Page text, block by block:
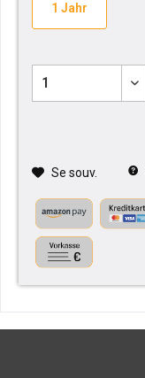
1 Jahr
Se souv.